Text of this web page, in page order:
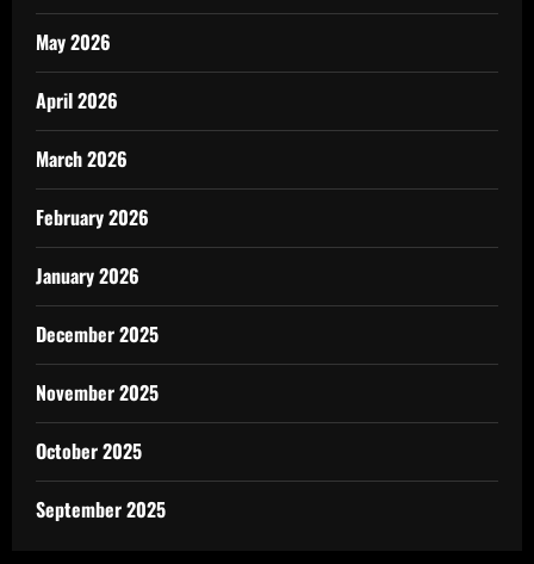
May 2026
April 2026
March 2026
February 2026
January 2026
December 2025
November 2025
October 2025
September 2025